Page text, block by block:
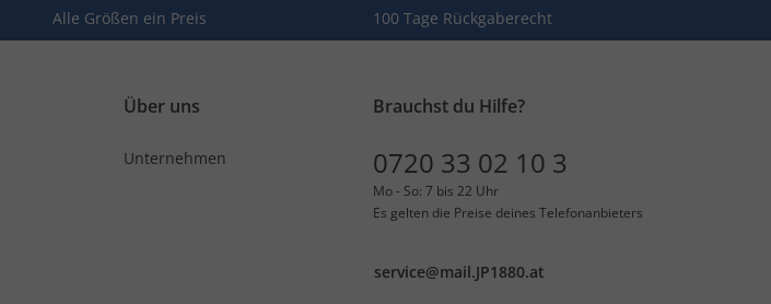
Alle Größen ein Preis 100 Tage Rückgaberecht
Über uns
Unternehmen
Brauchst du Hilfe?
0720 33 02 10 3
Mo - So: 7 bis 22 Uhr
Es gelten die Preise deines Telefonanbieters
service@mail.JP1880.at